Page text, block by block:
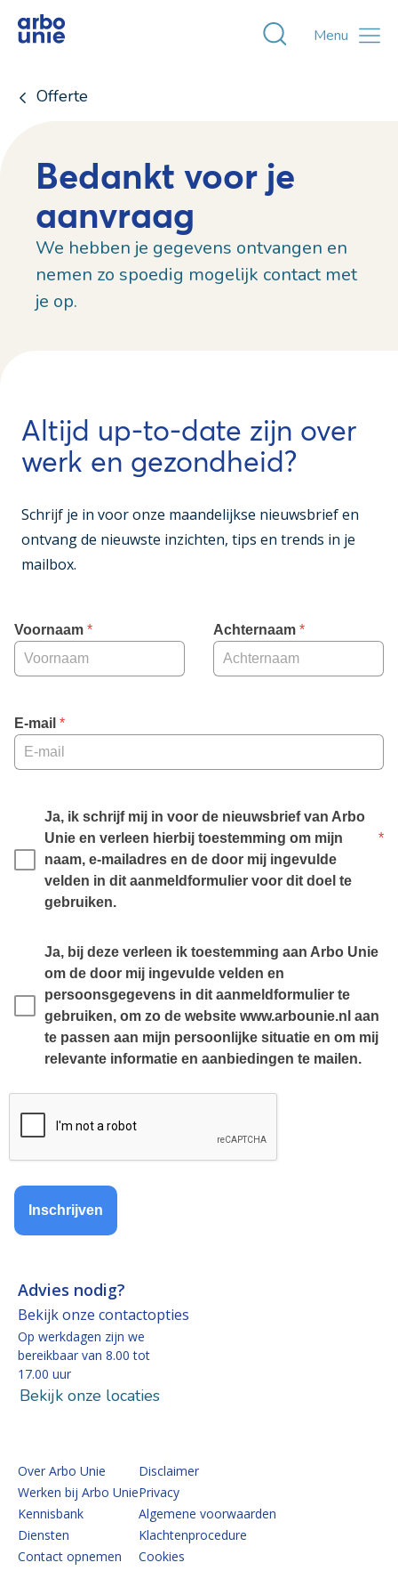
Toggle
Menu
Offerte
Bedankt voor je
aanvraag
We hebben je gegevens ontvangen en
nemen zo spoedig mogelijk contact met
je op.
Altijd up-to-date zijn over
werk en gezondheid?
Schrijf je in voor onze maandelijkse nieuwsbrief en
ontvang de nieuwste inzichten, tips en trends in je
mailbox.
Voornaam * Achternaam *
E-mail *
Ja, ik schrijf mij in voor de nieuwsbrief van Arbo
Unie en verleen hierbij toestemming om mijn
naam, e-mailadres en de door mij ingevulde
velden in dit aanmeldformulier voor dit doel te
gebruiken.
*
Ja, bij deze verleen ik toestemming aan Arbo Unie
om de door mij ingevulde velden en
persoonsgegevens in dit aanmeldformulier te
gebruiken, om zo de website www.arbounie.nl aan
te passen aan mijn persoonlijke situatie en om mij
relevante informatie en aanbiedingen te mailen.
Inschrijven
Advies nodig?
Bekijk onze contactopties
Op werkdagen zijn we
bereikbaar van 8.00 tot
17.00 uur
Bekijk onze locaties
Over Arbo Unie
Werken bij Arbo Unie
Kennisbank
Diensten
Contact opnemen
Disclaimer
Privacy
Algemene voorwaarden
Klachtenprocedure
Cookies